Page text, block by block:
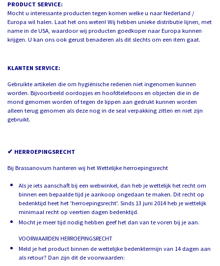
PRODUCT SERVICE:
Mocht u interessante producten tegen komen welke u naar Nederland /
Europa wil halen. Laat het ons weten! Wij hebben unieke distributie lijnen, met
name in de USA, waardoor wij producten goedkoper naar Europa kunnen
krijgen. U kan ons ook gerust benaderen als dit slechts om een item gaat.
KLANTEN SERVICE:
Gebruikte artikelen die om hygiënische redenen niet ingenomen kunnen
worden. Bijvoorbeeld oordopjes en hoofdtelefoons en objecten die in de
mond genomen worden of tegen de lippen aan gedrukt kunnen worden
alleen terug genomen als deze nog in de seal verpakking zitten en niet zijn
gebruikt.
✔ HERROEPINGSRECHT
Bij Brassanovum hanteren wij het Wettelijke herroepingsrecht
Als je iets aanschaft bij een webwinkel, dan heb je wettelijk het recht om
binnen een bepaalde tijd je aankoop ongedaan te maken. Dit recht op
bedenktijd heet het 'herroepingsrecht'. Sinds 13 juni 2014 heb je wettelijk
minimaal recht op veertien dagen bedenktijd.
Mocht je meer tijd nodig hebben geef het dan van te voren bij je aan.
VOORWAARDEN HERROEPINGSRECHT
Meld je het product binnen de wettelijke bedenktermijn van 14 dagen aan
als retour? Dan zijn dit de voorwaarden: